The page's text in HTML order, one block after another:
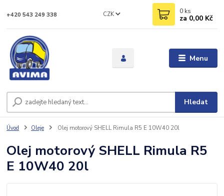
Menu
CZK
Hledat
+420 543 249 338 0 ks
za 0,00 Kč
Úvod Oleje Olej motorový SHELL Rimula R5 E 10W40 20l
Olej motorový SHELL Rimula R5
E 10W40 20l